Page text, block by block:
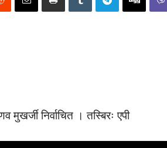
मुखर्जी निर्वाचित । तस्बिरः एपी